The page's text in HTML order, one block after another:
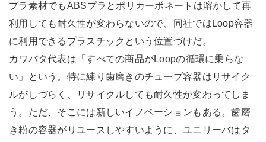
プラ素材でもABSプラとポリカーボネートは溶かして再
利用しても耐久性が変わらないので、同社ではLoop容器
に利用できるプラスチックという位置づけだ。
カワバタ代表は「すべての商品がLoopの循環に乗らな
い」という。特に練り歯磨きのチューブ容器はリサイク
ルがしづらく、リサイクルしても耐久性が変わってしま
う。ただ、そこには新しいイノベーションもある。歯磨
き粉の容器がリユースしやすいように、ユニリーバはタ